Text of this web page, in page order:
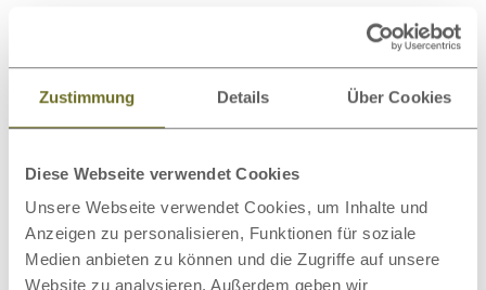
Zustimmung Details Über Cookies
Diese Webseite verwendet Cookies
Unsere Webseite verwendet Cookies, um Inhalte und
Anzeigen zu personalisieren, Funktionen für soziale
Medien anbieten zu können und die Zugriffe auf unsere
Website zu analysieren. Außerdem geben wir